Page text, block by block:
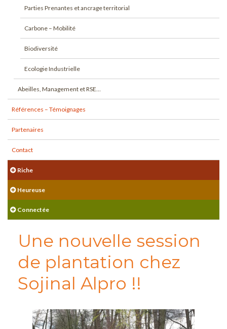
Parties Prenantes et ancrage territorial
Carbone – Mobilité
Biodiversité
Ecologie Industrielle
Abeilles, Management et RSE…
Références – Témoignages
Partenaires
Contact
Riche
Heureuse
Connectée
Une nouvelle session
de plantation chez
Sojinal Alpro !!